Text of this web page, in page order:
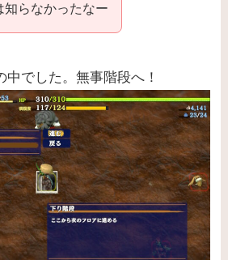
知らなかったなー
でした。無事階段へ！